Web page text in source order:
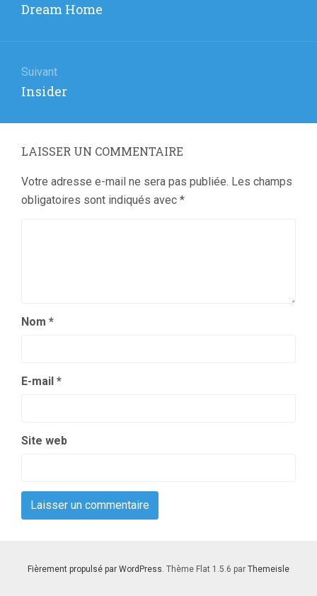
l’article
Article
Dream Home
Suivant
Article
:
Insider
LAISSER UN COMMENTAIRE
Votre adresse e-mail ne sera pas publiée. Les champs
obligatoires sont indiqués avec *
Nom *
E-mail *
Site web
Fièrement propulsé par WordPress. Thème Flat 1.5.6 par Themeisle